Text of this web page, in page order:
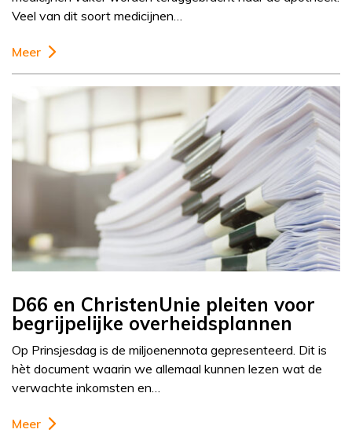
Veel van dit soort medicijnen…
Meer
D66 en ChristenUnie pleiten voor
begrijpelijke overheidsplannen
Op Prinsjesdag is de miljoenennota gepresenteerd. Dit is
hèt document waarin we allemaal kunnen lezen wat de
verwachte inkomsten en…
Meer